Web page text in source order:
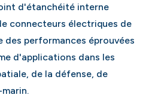
d'étanchéité interne
connecteurs électriques de
performances éprouvées
d'applications dans les
de la défense, de